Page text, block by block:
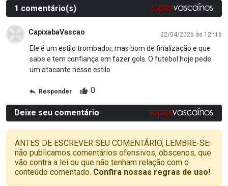
1 comentário(s)
CapixabaVascao 22/04/2026 às 12h16
Ele é um estilo trombador, mas bom de finalização e que
sabe e tem confiança em fazer gols. O futebol hoje pede
um atacante nesse estilo
Responder 0
Deixe seu comentário
ANTES DE ESCREVER SEU COMENTÁRIO, LEMBRE-SE:
não publicamos comentários ofensivos, obscenos, que
vão contra a lei ou que não tenham relação com o
conteúdo comentado. Confira nossas regras de uso!